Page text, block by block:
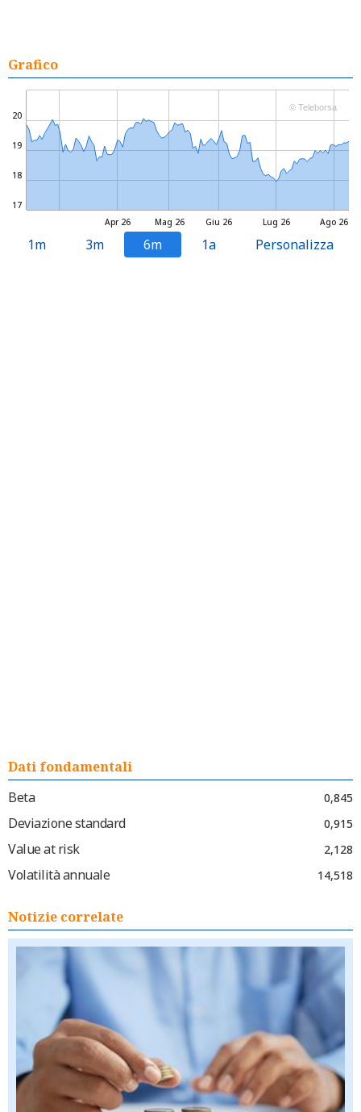
Grafico
Mag 26 Lug 26
Apr 26 Giu 26 Ago 26
17
18
19
20
© Teleborsa
1m 3m 6m 1a Personalizza
Dati fondamentali
Beta
0,845
Deviazione standard 0,915
Value at risk 2,128
Volatilità annuale 14,518
Notizie correlate